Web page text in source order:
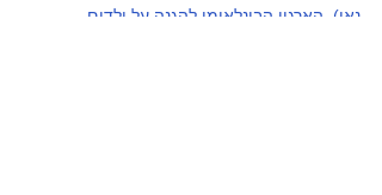
נאו)
הארגון הבינלאומי להגנה על ילדים –